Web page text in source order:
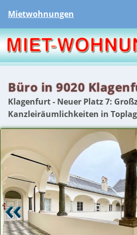
Mietwohnungen
Büro in 9020
Klagenfurt - Neuer Platz 7:
Kanzleiräumlichkeiten in